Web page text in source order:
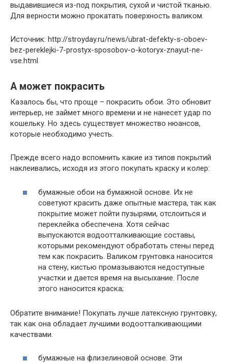
выдавившиеся из-под покрытия, сухой и чистой тканью.
Для верности можно прокатать поверхность валиком.
Источник: http://stroyday.ru/news/ubrat-defekty-s-oboev-
bez-pereklejki-7-prostyx-sposobov-o-kotoryx-znayut-ne-
vse.html
А может покрасить
Казалось бы, что проще – покрасить обои. Это обновит
интерьер, не займет много времени и не нанесет удар по
кошельку. Но здесь существует множество нюансов,
которые необходимо учесть.
Прежде всего надо вспомнить какие из типов покрытий
наклеивались, исходя из этого покупать краску и колер:
бумажные обои на бумажной основе. Их не
советуют красить даже опытные мастера, так как
покрытие может пойти пузырями, отслоиться и
переклейка обеспечена. Хотя сейчас
выпускаются водоотталкивающие составы,
которыми рекомендуют обработать стены перед
тем как покрасить. Валиком грунтовка наносится
на стену, кистью промазываются недоступные
участки и дается время на высыхание. После
этого наносится краска;
Обратите внимание! Покупать лучше латексную грунтовку,
так как она обладает лучшими водоотталкивающими
качествами.
бумажные на флизелиновой основе. Эти